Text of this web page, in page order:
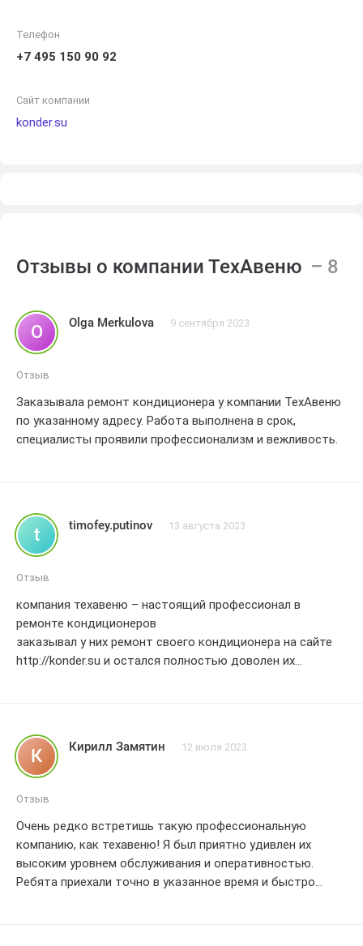
Телефон
+7 495 150 90 92
Сайт компании
konder.su
Отзывы о компании ТехАвеню
O Olga Merkulova 9 сентября 2023
Отзыв
Заказывала ремонт кондиционера у компании ТехАвеню
по указанному адресу. Работа выполнена в срок,
специалисты проявили профессионализм и вежливость.
t timofey.putinov 13 августа 2023
Отзыв
компания техавеню – настоящий профессионал в
ремонте кондиционеров
заказывал у них ремонт своего кондиционера на сайте
http://konder.su и остался полностью доволен их
К Кирилл Замятин 12 июля 2023
Отзыв
Очень редко встретишь такую профессиональную
компанию, как техавеню! Я был приятно удивлен их
высоким уровнем обслуживания и оперативностью.
Ребята приехали точно в указанное время и быстро